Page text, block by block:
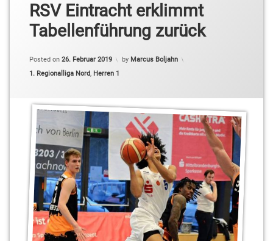
RSV Eintracht erklimmt
Tabellenführung zurück
Posted on 26. Februar 2019 by Marcus Boljahn
Categories:
1. Regionalliga Nord, Herren 1